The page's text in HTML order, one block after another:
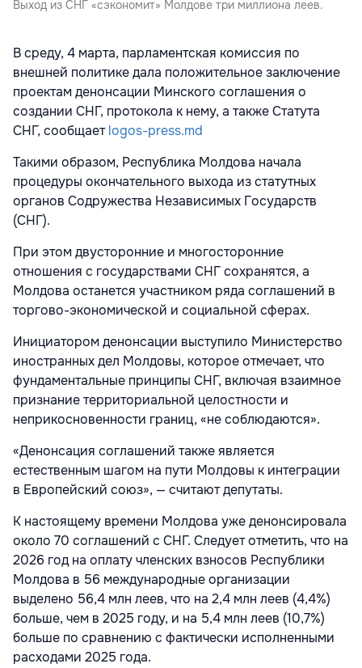
Выход из СНГ «сэкономит» Молдове три миллиона леев.
В среду, 4 марта, парламентская комиссия по
внешней политике дала положительное заключение
проектам денонсации Минского соглашения о
создании СНГ, протокола к нему, а также Статута
СНГ, сообщаетlogos-press.md
Такими образом, Республика Молдова начала
процедуры окончательного выхода из статутных
органов Содружества Независимых Государств
(СНГ).
При этом двусторонние и многосторонние
отношения с государствами СНГ сохранятся, а
Молдова останется участником ряда соглашений в
торгово-экономической и социальной сферах.
Инициатором денонсации выступило Министерство
иностранных дел Молдовы, которое отмечает, что
фундаментальные принципы СНГ, включая взаимное
признание территориальной целостности и
неприкосновенности границ, «не соблюдаются».
«Денонсация соглашений также является
естественным шагом на пути Молдовы к интеграции
в Европейский союз», — считают депутаты.
К настоящему времени Молдова уже денонсировала
около 70 соглашений с СНГ. Следует отметить, что на
2026 год на оплату членских взносов Республики
Молдова в 56 международные организации
выделено 56,4 млн леев, что на 2,4 млн леев (4,4%)
больше, чем в 2025 году, и на 5,4 млн леев (10,7%)
больше по сравнению с фактически исполненными
расходами 2025 года.